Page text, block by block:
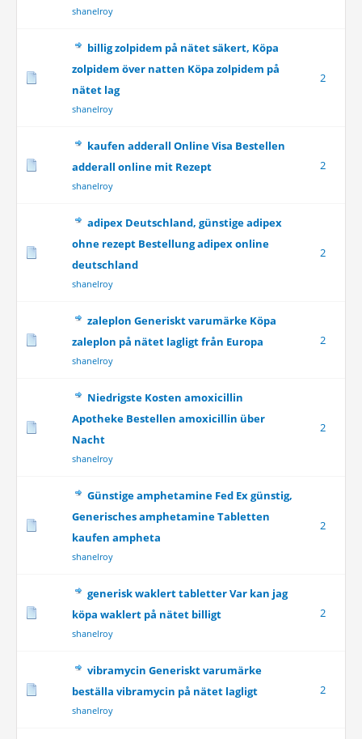
shanelroy
billig zolpidem på nätet säkert, Köpa
zolpidem över natten Köpa zolpidem på
nätet lag
shanelroy
2
kaufen adderall Online Visa Bestellen
adderall online mit Rezept
shanelroy
2
adipex Deutschland, günstige adipex
ohne rezept Bestellung adipex online
deutschland
shanelroy
2
zaleplon Generiskt varumärke Köpa
zaleplon på nätet lagligt från Europa
shanelroy
2
Niedrigste Kosten amoxicillin
Apotheke Bestellen amoxicillin über
Nacht
shanelroy
2
Günstige amphetamine Fed Ex günstig,
Generisches amphetamine Tabletten
kaufen ampheta
shanelroy
2
generisk waklert tabletter Var kan jag
köpa waklert på nätet billigt
shanelroy
2
vibramycin Generiskt varumärke
beställa vibramycin på nätet lagligt
shanelroy
2